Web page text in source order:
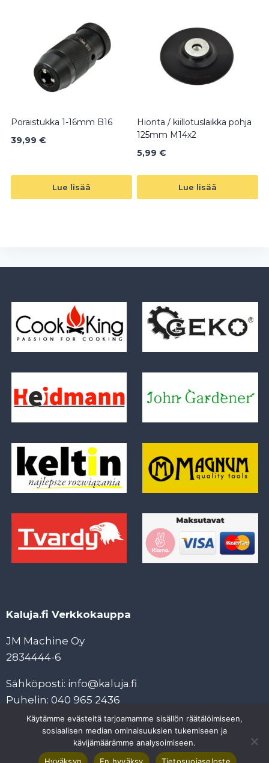
Poraistukka 1-16mm B16
39,99 €
Lue lisää
Hionta / kiillotuslaikka pohja
125mm M14x2
5,99 €
Lue lisää
Kaluja.fi Verkkokauppa
JM Machine Oy
2834444-6
Sähköposti: info@kaluja.fi
Puhelin: 040 965 2436
Tietosuojaseloste
Tilaus- ja maksuehdot
Käytämme evästeitä tarjoamamme sisällön räätälöimiseen,
sosiaalisen median ominaisuuksien tukemiseen ja
kävijämäärämme analysoimiseen.
Hyväksyn
En hyväksy Tietosuojaseloste